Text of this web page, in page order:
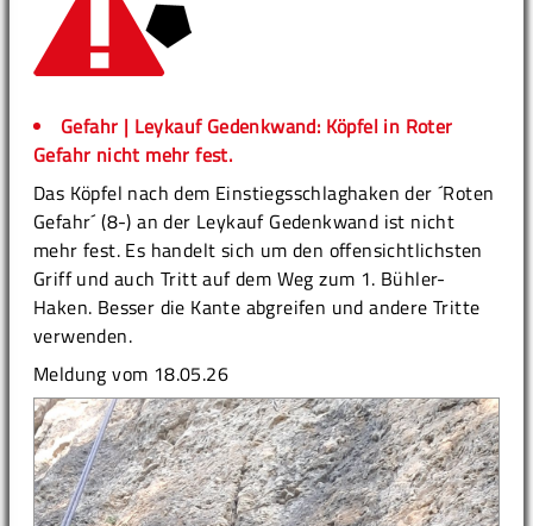
Gefahr | Leykauf Gedenkwand: Köpfel in Roter
Gefahr nicht mehr fest.
Das Köpfel nach dem Einstiegsschlaghaken der ´Roten
Gefahr´ (8-) an der Leykauf Gedenkwand ist nicht
mehr fest. Es handelt sich um den offensichtlichsten
Griff und auch Tritt auf dem Weg zum 1. Bühler-
Haken. Besser die Kante abgreifen und andere Tritte
verwenden.
Meldung vom 18.05.26